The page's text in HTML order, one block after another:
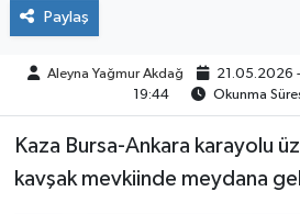
Paylaş
Aleyna Yağmur Akdağ 21.05.2026 -
19:44
Okunma
Kaza Bursa-Ankara karayolu
kavşak mevkiinde meydana